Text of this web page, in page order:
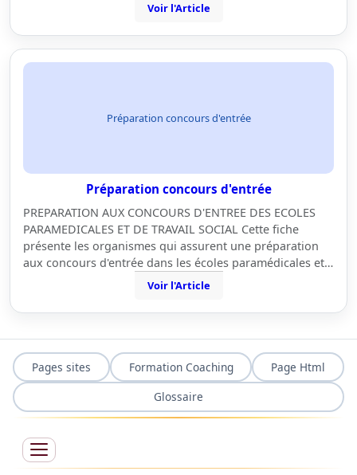
Voir l'Article
Préparation concours d'entrée
Préparation concours d'entrée
PREPARATION AUX CONCOURS D'ENTREE DES ECOLES
PARAMEDICALES ET DE TRAVAIL SOCIAL Cette fiche
présente les organismes qui assurent une préparation
aux concours d'entrée dans les écoles paramédicales et…
Voir l'Article
Pages sites Formation Coaching
Page Html
Glossaire